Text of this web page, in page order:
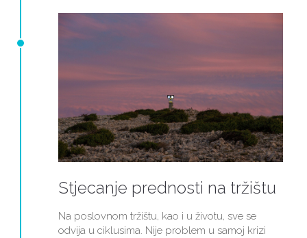
Stjecanje prednosti na tržištu
Na poslovnom tržištu, kao i u životu, sve se
odvija u ciklusima. Nije problem u samoj krizi